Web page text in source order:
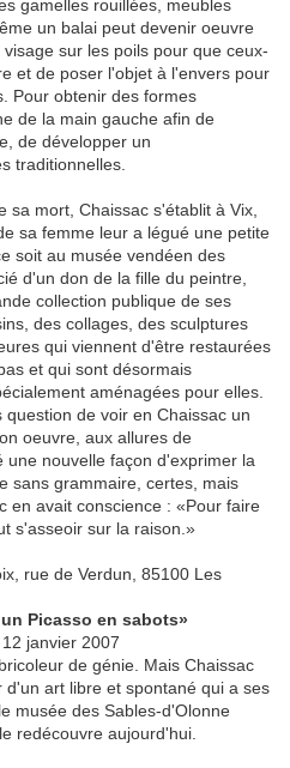
gamelles rouillées, meubles
un balai peut devenir oeuvre
sur les poils pour que ceux-
et de poser l'objet à l'envers pour
Pour obtenir des formes
de la main gauche afin de
de développer un
traditionnelles.
sa mort, Chaissac s'établit à Vix,
sa femme leur a légué une petite
soit au musée vendéen des
d'un don de la fille du peintre,
collection publique de ses
des collages, des sculptures
qui viennent d'être restaurées
et qui sont désormais
aménagées pour elles.
de voir en Chaissac un
oeuvre, aux allures de
nouvelle façon d'exprimer la
sans grammaire, certes, mais
en avait conscience : «Pour faire
s'asseoir sur la raison.»
rue de Verdun, 85100 Les
Picasso en sabots»
janvier 2007
de génie. Mais Chaissac
art libre et spontané qui a ses
musée des Sables-d'Olonne
redécouvre aujourd'hui.